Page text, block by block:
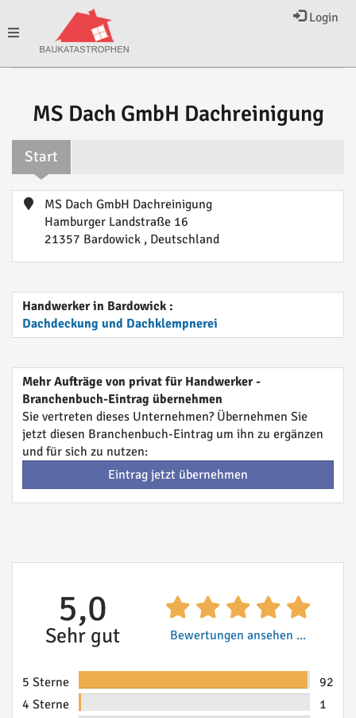
Login
Toggle
MS Dach GmbH Dachreinigung
Start
MS Dach GmbH Dachreinigung
Hamburger Landstraße 16
21357 Bardowick , Deutschland
Handwerker in Bardowick :
Dachdeckung und Dachklempnerei
Mehr Aufträge von privat für Handwerker -
Branchenbuch-Eintrag übernehmen
Sie vertreten dieses Unternehmen? Übernehmen Sie
jetzt diesen Branchenbuch-Eintrag um ihn zu ergänzen
und für sich zu nutzen:
Eintrag jetzt übernehmen
5,0
Sehr gut Bewertungen ansehen ...
5 Sterne
92
4 Sterne
1